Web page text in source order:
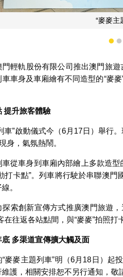
1
輕軌股份有限公司推出澳門旅
車身及車廂繪有不同造型的“麥
提升旅客體驗
車”啟動儀式今（6月17日）舉行
身，氣氛熱鬧。
從車身到車廂內部繪上多款造
打卡點”。列車將行駛於串聯澳
。
探索創新宣傳方式推廣澳門旅遊
在往返各站點間，與“麥麥”拍照
底 多渠道宣傳擴大觸及面
麥麥主題列車”明（6月18日）起
護，相關安排恕不另行通知，敬